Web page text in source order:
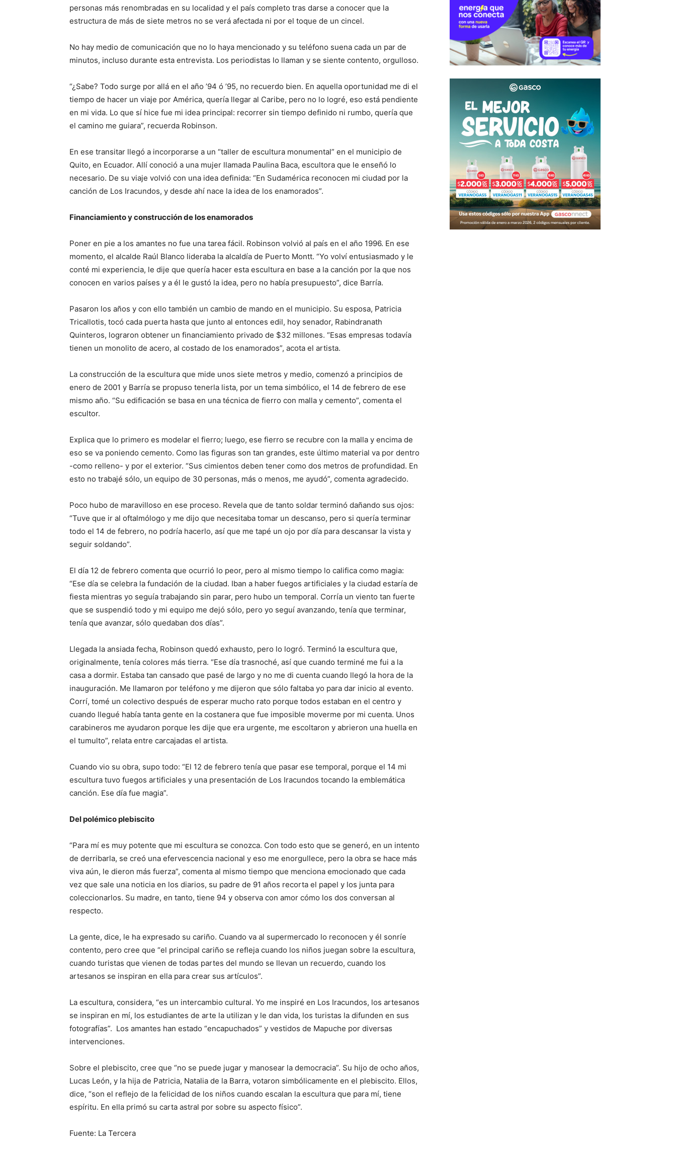
personas más renombradas en su localidad y el país completo tras darse a conocer que la
estructura de más de siete metros no se verá afectada ni por el toque de un cincel.
No hay medio de comunicación que no lo haya mencionado y su teléfono suena cada un par de
minutos, incluso durante esta entrevista. Los periodistas lo llaman y se siente contento, orgulloso.
“¿Sabe? Todo surge por allá en el año ’94 ó ’95, no recuerdo bien. En aquella oportunidad me di el
tiempo de hacer un viaje por América, quería llegar al Caribe, pero no lo logré, eso está pendiente
en mi vida. Lo que sí hice fue mi idea principal: recorrer sin tiempo definido ni rumbo, quería que
el camino me guiara”, recuerda Robinson.
En ese transitar llegó a incorporarse a un “taller de escultura monumental” en el municipio de
Quito, en Ecuador. Allí conoció a una mujer llamada Paulina Baca, escultora que le enseñó lo
necesario. De su viaje volvió con una idea definida: “En Sudamérica reconocen mi ciudad por la
canción de Los Iracundos, y desde ahí nace la idea de los enamorados”.
Financiamiento y construcción de los enamorados
Poner en pie a los amantes no fue una tarea fácil. Robinson volvió al país en el año 1996. En ese
momento, el alcalde Raúl Blanco lideraba la alcaldía de Puerto Montt. “Yo volví entusiasmado y le
conté mi experiencia, le dije que quería hacer esta escultura en base a la canción por la que nos
conocen en varios países y a él le gustó la idea, pero no había presupuesto”, dice Barría.
Pasaron los años y con ello también un cambio de mando en el municipio. Su esposa, Patricia
Tricallotis, tocó cada puerta hasta que junto al entonces edil, hoy senador, Rabindranath
Quinteros, lograron obtener un financiamiento privado de $32 millones. “Esas empresas todavía
tienen un monolito de acero, al costado de los enamorados”, acota el artista.
La construcción de la escultura que mide unos siete metros y medio, comenzó a principios de
enero de 2001 y Barría se propuso tenerla lista, por un tema simbólico, el 14 de febrero de ese
mismo año. “Su edificación se basa en una técnica de fierro con malla y cemento”, comenta el
escultor.
Explica que lo primero es modelar el fierro; luego, ese fierro se recubre con la malla y encima de
eso se va poniendo cemento. Como las figuras son tan grandes, este último material va por dentro
-como relleno- y por el exterior. “Sus cimientos deben tener como dos metros de profundidad. En
esto no trabajé sólo, un equipo de 30 personas, más o menos, me ayudó”, comenta agradecido.
Poco hubo de maravilloso en ese proceso. Revela que de tanto soldar terminó dañando sus ojos:
“Tuve que ir al oftalmólogo y me dijo que necesitaba tomar un descanso, pero si quería terminar
todo el 14 de febrero, no podría hacerlo, así que me tapé un ojo por día para descansar la vista y
seguir soldando”.
El día 12 de febrero comenta que ocurrió lo peor, pero al mismo tiempo lo califica como magia:
“Ese día se celebra la fundación de la ciudad. Iban a haber fuegos artificiales y la ciudad estaría de
fiesta mientras yo seguía trabajando sin parar, pero hubo un temporal. Corría un viento tan fuerte
que se suspendió todo y mi equipo me dejó sólo, pero yo seguí avanzando, tenía que terminar,
tenía que avanzar, sólo quedaban dos días”.
Llegada la ansiada fecha, Robinson quedó exhausto, pero lo logró. Terminó la escultura que,
originalmente, tenía colores más tierra. “Ese día trasnoché, así que cuando terminé me fui a la
casa a dormir. Estaba tan cansado que pasé de largo y no me di cuenta cuando llegó la hora de la
inauguración. Me llamaron por teléfono y me dijeron que sólo faltaba yo para dar inicio al evento.
Corrí, tomé un colectivo después de esperar mucho rato porque todos estaban en el centro y
cuando llegué había tanta gente en la costanera que fue imposible moverme por mi cuenta. Unos
carabineros me ayudaron porque les dije que era urgente, me escoltaron y abrieron una huella en
el tumulto”, relata entre carcajadas el artista.
Cuando vio su obra, supo todo: “El 12 de febrero tenía que pasar ese temporal, porque el 14 mi
escultura tuvo fuegos artificiales y una presentación de Los Iracundos tocando la emblemática
canción. Ese día fue magia”.
Del polémico plebiscito
“Para mí es muy potente que mi escultura se conozca. Con todo esto que se generó, en un intento
de derribarla, se creó una efervescencia nacional y eso me enorgullece, pero la obra se hace más
viva aún, le dieron más fuerza”, comenta al mismo tiempo que menciona emocionado que cada
vez que sale una noticia en los diarios, su padre de 91 años recorta el papel y los junta para
coleccionarlos. Su madre, en tanto, tiene 94 y observa con amor cómo los dos conversan al
respecto.
La gente, dice, le ha expresado su cariño. Cuando va al supermercado lo reconocen y él sonríe
contento, pero cree que “el principal cariño se refleja cuando los niños juegan sobre la escultura,
cuando turistas que vienen de todas partes del mundo se llevan un recuerdo, cuando los
artesanos se inspiran en ella para crear sus artículos”.
La escultura, considera, “es un intercambio cultural. Yo me inspiré en Los Iracundos, los artesanos
se inspiran en mí, los estudiantes de arte la utilizan y le dan vida, los turistas la difunden en sus
fotografías”. Los amantes han estado “encapuchados” y vestidos de Mapuche por diversas
intervenciones.
Sobre el plebiscito, cree que “no se puede jugar y manosear la democracia”. Su hijo de ocho años,
Lucas León, y la hija de Patricia, Natalia de la Barra, votaron simbólicamente en el plebiscito. Ellos,
dice, “son el reflejo de la felicidad de los niños cuando escalan la escultura que para mí, tiene
espíritu. En ella primó su carta astral por sobre su aspecto físico”.
Fuente: La Tercera